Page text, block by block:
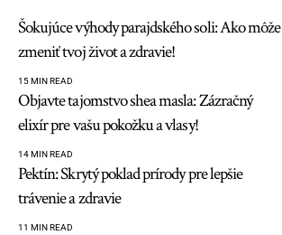
Šokujúce výhody parajdského soli: Ako môže
zmeniť tvoj život a zdravie!
15 MIN READ
Objavte tajomstvo shea masla: Zázračný
elixír pre vašu pokožku a vlasy!
14 MIN READ
Pektín: Skrytý poklad prírody pre lepšie
trávenie a zdravie
11 MIN READ